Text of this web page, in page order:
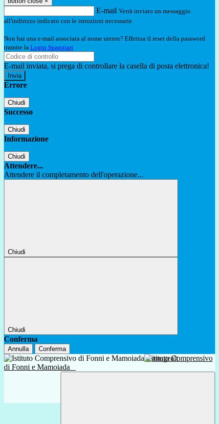
E-mail Verrà inviato un messaggio
all'indirizzo indicato con le istruzioni necessarie.
Non hai una e-mail associata al nome utente? Effettua il reset della password
tramite la Login Spaggiari
E-mail inviata, si prega di controllare la casella di posta elettronica!
Errore
Chiudi
Successo
Chiudi
Informazione
Chiudi
Attendere...
Attendere il completamento dell'operazione...
Chiudi
Chiudi
Conferma
Annulla Conferma
Istituto Comprensivo
di Fonni e Mamoiada